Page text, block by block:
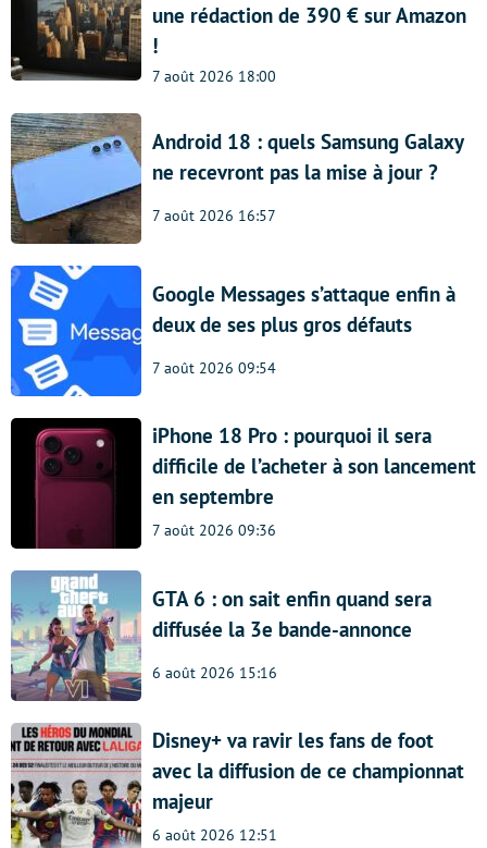
une rédaction de 390 € sur Amazon
!
7 août 2026 18:00
Android 18 : quels Samsung Galaxy
ne recevront pas la mise à jour ?
7 août 2026 16:57
Google Messages s’attaque enfin à
deux de ses plus gros défauts
7 août 2026 09:54
iPhone 18 Pro : pourquoi il sera
difficile de l’acheter à son lancement
en septembre
7 août 2026 09:36
GTA 6 : on sait enfin quand sera
diffusée la 3e bande-annonce
6 août 2026 15:16
Disney+ va ravir les fans de foot
avec la diffusion de ce championnat
majeur
6 août 2026 12:51